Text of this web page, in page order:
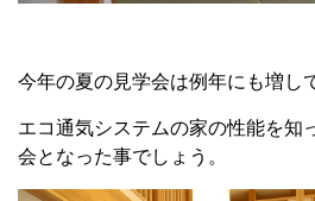
今年の夏の見学会は例年にも増し
エコ通気システムの家の性能を知
会となった事でしょう。